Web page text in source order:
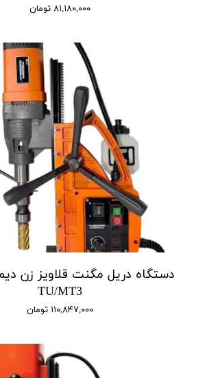
۸۱,۱۸۰,۰۰۰ تومان
TU/MT3
۱۱۰,۸۴۷,۰۰۰ تومان